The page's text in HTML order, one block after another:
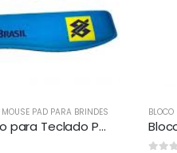
MOUSE PAD PARA BRINDES
Apoio de Pulso para Teclado Personalizado